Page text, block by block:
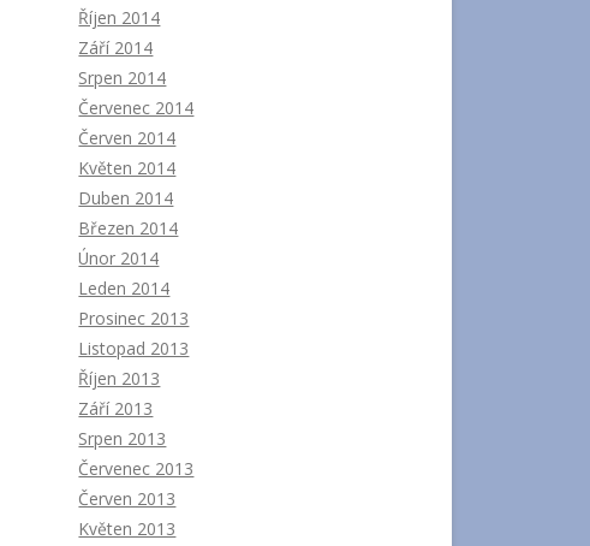
Říjen 2014
Září 2014
Srpen 2014
Červenec 2014
Červen 2014
Květen 2014
Duben 2014
Březen 2014
Únor 2014
Leden 2014
Prosinec 2013
Listopad 2013
Říjen 2013
Září 2013
Srpen 2013
Červenec 2013
Červen 2013
Květen 2013